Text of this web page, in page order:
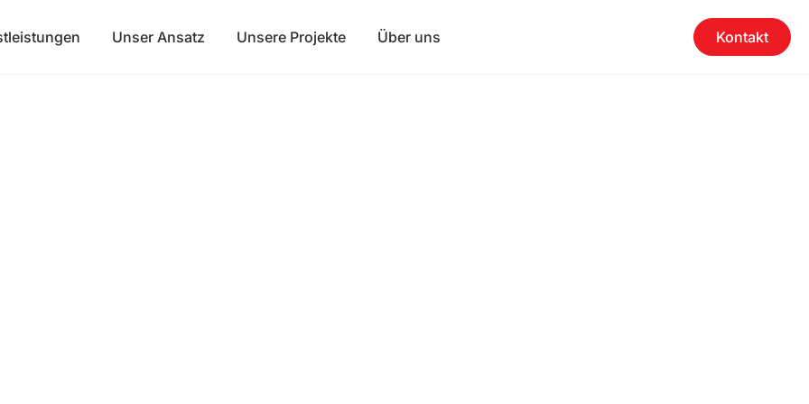
Unser Ansatz Unsere Projekte Über uns Kontakt